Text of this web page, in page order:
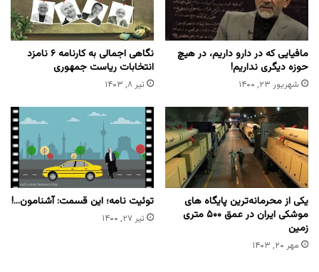
مافیایی که در دارو داریم، در هیچ
حوزه دیگری نداریم!
شهریور ۲۳, ۱۴۰۰
نگاهی اجمالی به کارنامه ۶ نامزد
انتخابات ریاست جمهوری
تیر ۸, ۱۴۰۳
یکی از محرمانه‌ترین پایگاه های
موشکی ایران در عمق ۵۰۰ متری
زمین
مهر ۲۰, ۱۴۰۳
توئیت نامه؛ این قسمت: آشنامون…!
تیر ۲۷, ۱۴۰۰